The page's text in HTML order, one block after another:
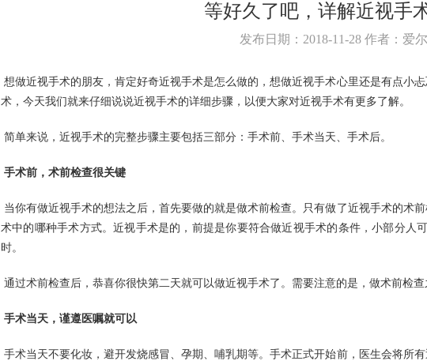
等好久了吧，详解近视手
发布日期：2018-11-28 作者：爱
想做近视手术的朋友，肯定好奇近视手术是怎么做的，想做近视手术心里还是有点小
术，今天我们就来仔细说说近视手术的详细步骤，以便大家对近视手术有更多了解。
简单来说，近视手术的完整步骤主要包括三部分：手术前、手术当天、手术后。
手术前，术前检查很关键
当你有做近视手术的想法之后，首先要做的就是做术前检查。只有做了近视手术的术
术中的哪种手术方式。近视手术是的，前提是你要符合做近视手术的条件，小部分人
时。
通过术前检查后，恭喜你很快第二天就可以做近视手术了。需要注意的是，做术前检查
手术当天，谨遵医嘱就可以
手术当天不要化妆，避开发烧感冒、孕期、哺乳期等。手术正式开始前，医生会将所